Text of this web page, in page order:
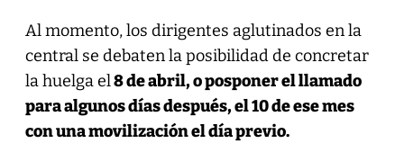
Al momento, los dirigentes aglutinados en la
central se debaten la posibilidad de concretar
la huelga el8 de abril, o posponer el llamado
para algunos días después, el 10de ese mes
con una movilización el día previo.